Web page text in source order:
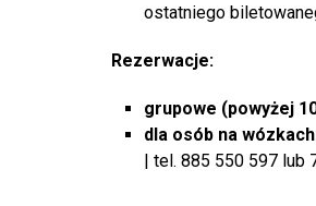
ostatniego
Rezerwacje:
grupowe (powyżej
dla osób na
| tel. 885 550 597 lub